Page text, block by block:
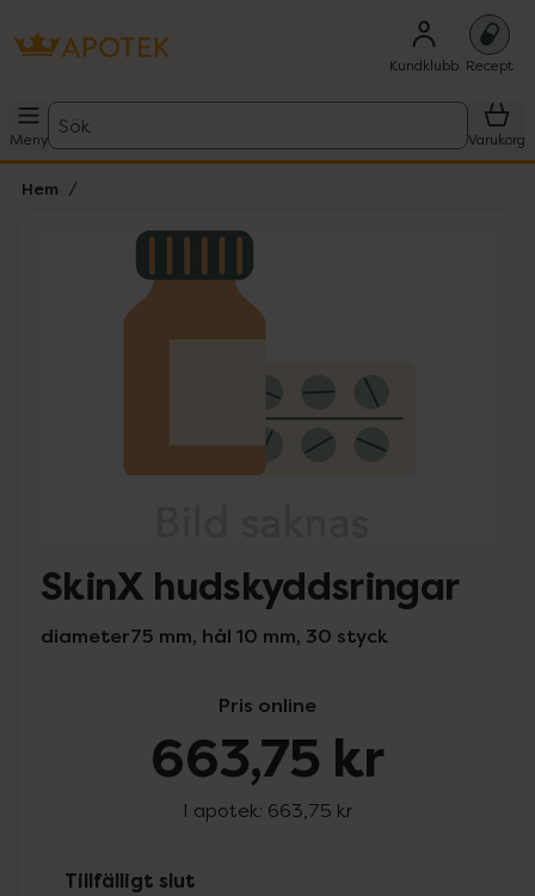
Kundklubb Recept
Meny
Sök
Varukorg
Hem
Lista: . Innehåller 1 objekt.
SkinX hudskyddsringar
diameter75 mm, hål 10 mm, 30 styck
Pris online
663,75 kr
I apotek: 663,75 kr
Tillfälligt slut